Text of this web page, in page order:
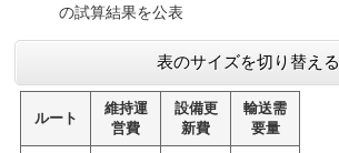
の試算結果を公表
表のサイズを切り替える
ルート
維持運
営費
設備更
新費
輸送需
要量